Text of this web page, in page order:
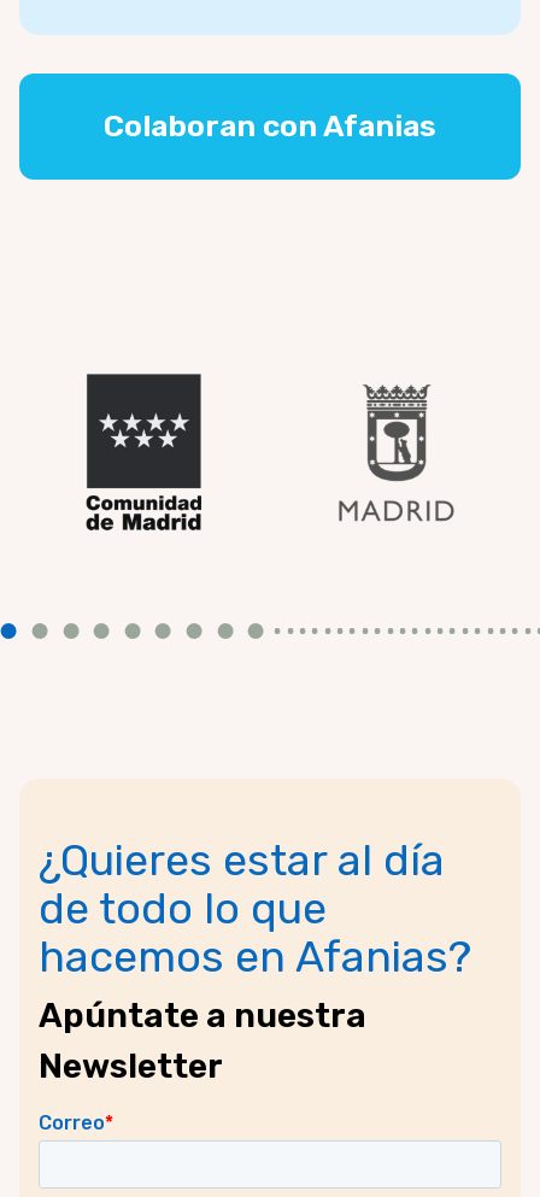
Colaboran con Afanias
¿Quieres estar al día
de todo lo que
hacemos en Afanias?
Apúntate a nuestra
Newsletter